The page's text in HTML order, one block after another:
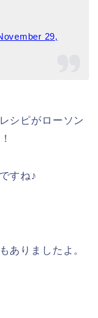
29,
シピがローソン
すね♪
ありましたよ。